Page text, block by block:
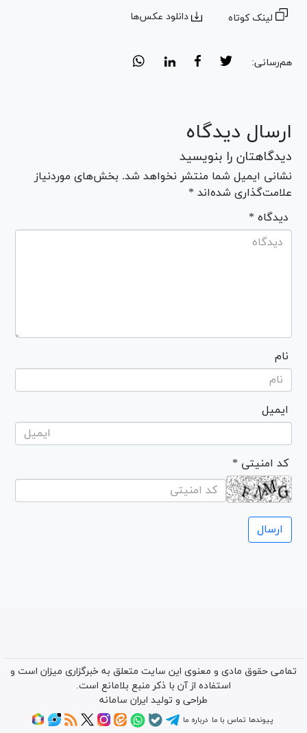
لینک کوتاه دانلود عکس‌ها
هم‌رسانی:
ارسال دیدگاه
دیدگاهتان را بنویسید
نشانی ایمیل شما منتشر نخواهد شد. بخش‌های موردنیاز
علامت‌گذاری شده‌اند *
* دیدگاه
نام
ایمیل
* کد امنیتی
تمامی حقوق مادی و معنوی این سایت متعلق به خبرگزاری میزان است و
استفاده از آن با ذکر منبع بلامانع است.
طراحی و تولید ایران سامانه
پیوندها تماس با ما درباره ما